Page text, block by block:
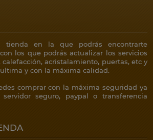
tienda en la que podrás encontrarte
los que podrás actualizar los servicios
acristalamiento, puertas, etc y
y con la máxima calidad.
comprar con la máxima seguridad ya
seguro, paypal o transferencia